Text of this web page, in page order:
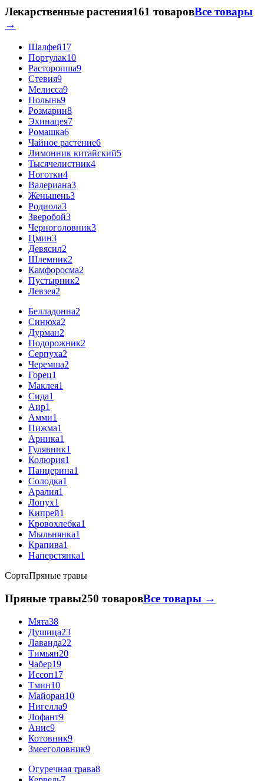
Лекарственные растения161 товаровВсе товары
→
Шалфей17
Портулак10
Расторопша9
Стевия9
Мелисса9
Полынь9
Розмарин8
Эхинацея7
Ромашка6
Чайное растение6
Лимонник китайский5
Тысячелистник4
Ноготки4
Валериана3
Женьшень3
Родиола3
Зверобой3
Черноголовник3
Цмин3
Девясил2
Шлемник2
Камфоросма2
Пустырник2
Левзея2
Белладонна2
Синюха2
Дурман2
Подорожник2
Серпуха2
Черемша2
Горец1
Маклея1
Сида1
Аир1
Амми1
Пижма1
Арника1
Гулявник1
Колюрия1
Панцерина1
Солодка1
Аралия1
Лопух1
Кипрей1
Кровохлебка1
Мыльнянка1
Крапива1
Наперстянка1
СортаПряные травы
Пряные травы250 товаровВсе товары →
Мята38
Душица23
Лаванда22
Тимьян20
Чабер19
Иссоп17
Тмин10
Майоран10
Нигелла9
Лофант9
Анис9
Котовник9
Змееголовник9
Огуречная трава8